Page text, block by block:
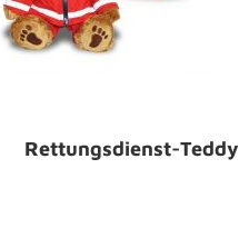
Rettungsdienst-Teddy